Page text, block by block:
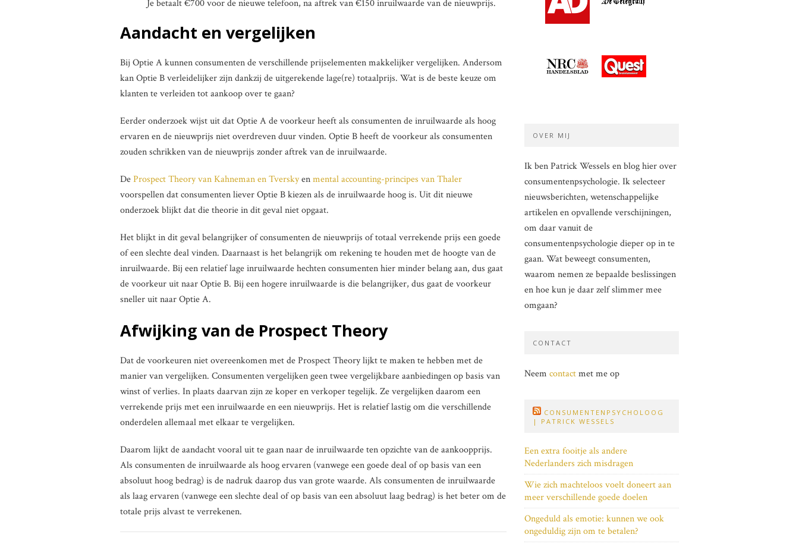
Je betaalt €700 voor de nieuwe telefoon, na aftrek van €150 inruilwaarde van de nieuwprijs.
Aandacht en vergelijken
Bij Optie A kunnen consumenten de verschillende prijselementen makkelijker vergelijken. Andersom
kan Optie B verleidelijker zijn dankzij de uitgerekende lage(re) totaalprijs. Wat is de beste keuze om
klanten te verleiden tot aankoop over te gaan?
Eerder onderzoek wijst uit dat Optie A de voorkeur heeft als consumenten de inruilwaarde als hoog
ervaren en de nieuwprijs niet overdreven duur vinden. Optie B heeft de voorkeur als consumenten
zouden schrikken van de nieuwprijs zonder aftrek van de inruilwaarde.
DeProspect Theory van Kahneman en Tverskyenmental accounting-principes van Thaler
voorspellen dat consumenten liever Optie B kiezen als de inruilwaarde hoog is. Uit dit nieuwe
onderzoek blijkt dat die theorie in dit geval niet opgaat.
Het blijkt in dit geval belangrijker of consumenten de nieuwprijs of totaal verrekende prijs een goede
of een slechte deal vinden. Daarnaast is het belangrijk om rekening te houden met de hoogte van de
inruilwaarde. Bij een relatief lage inruilwaarde hechten consumenten hier minder belang aan, dus gaat
de voorkeur uit naar Optie B. Bij een hogere inruilwaarde is die belangrijker, dus gaat de voorkeur
sneller uit naar Optie A.
Afwijking van de Prospect Theory
Dat de voorkeuren niet overeenkomen met de Prospect Theory lijkt te maken te hebben met de
manier van vergelijken. Consumenten vergelijken geen twee vergelijkbare aanbiedingen op basis van
winst of verlies. In plaats daarvan zijn ze koper en verkoper tegelijk. Ze vergelijken daarom een
verrekende prijs met een inruilwaarde en een nieuwprijs. Het is relatief lastig om die verschillende
onderdelen allemaal met elkaar te vergelijken.
Daarom lijkt de aandacht vooral uit te gaan naar de inruilwaarde ten opzichte van de aankoopprijs.
Als consumenten de inruilwaarde als hoog ervaren (vanwege een goede deal of op basis van een
absoluut hoog bedrag) is de nadruk daarop dus van grote waarde. Als consumenten de inruilwaarde
als laag ervaren (vanwege een slechte deal of op basis van een absoluut laag bedrag) is het beter om de
totale prijs alvast te verrekenen.
OVER MIJ
Ik ben Patrick Wessels en blog hier over
consumentenpsychologie. Ik selecteer
nieuwsberichten, wetenschappelijke
artikelen en opvallende verschijningen,
om daar vanuit de
consumentenpsychologie dieper op in te
gaan. Wat beweegt consumenten,
waarom nemen ze bepaalde beslissingen
en hoe kun je daar zelf slimmer mee
omgaan?
CONTACT
Neem contactmet me op
CONSUMENTENPSYCHOLOOG
| PATRICK WESSELS
Een extra fooitje als andere
Nederlanders zich misdragen
Wie zich machteloos voelt doneert aan
meer verschillende goede doelen
Ongeduld als emotie: kunnen we ook
ongeduldig zijn om te betalen?